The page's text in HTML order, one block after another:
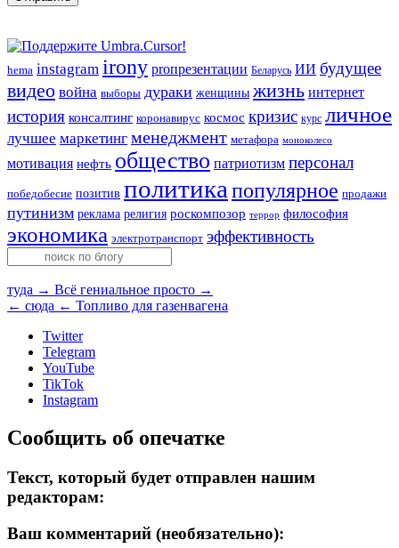
hema instagram irony proпрезентации Беларусь ИИ будущее
видео война выборы дураки женщины жизнь интернет
история консалтинг коронавирус космос кризис курс личное
лучшее маркетинг менеджмент метафора моноколесо
мотивация нефть общество патриотизм персонал
победобесие позитив политика популярное продажи
путинизм реклама религия роскомпозор террор философия
экономика электротранспорт эффективность
туда → Всё гениальное просто →
← сюда ← Топливо для газенвагена
Twitter
Telegram
YouTube
TikTok
Instagram
Сообщить об опечатке
Текст, который будет отправлен нашим
редакторам:
Ваш комментарий (необязательно):